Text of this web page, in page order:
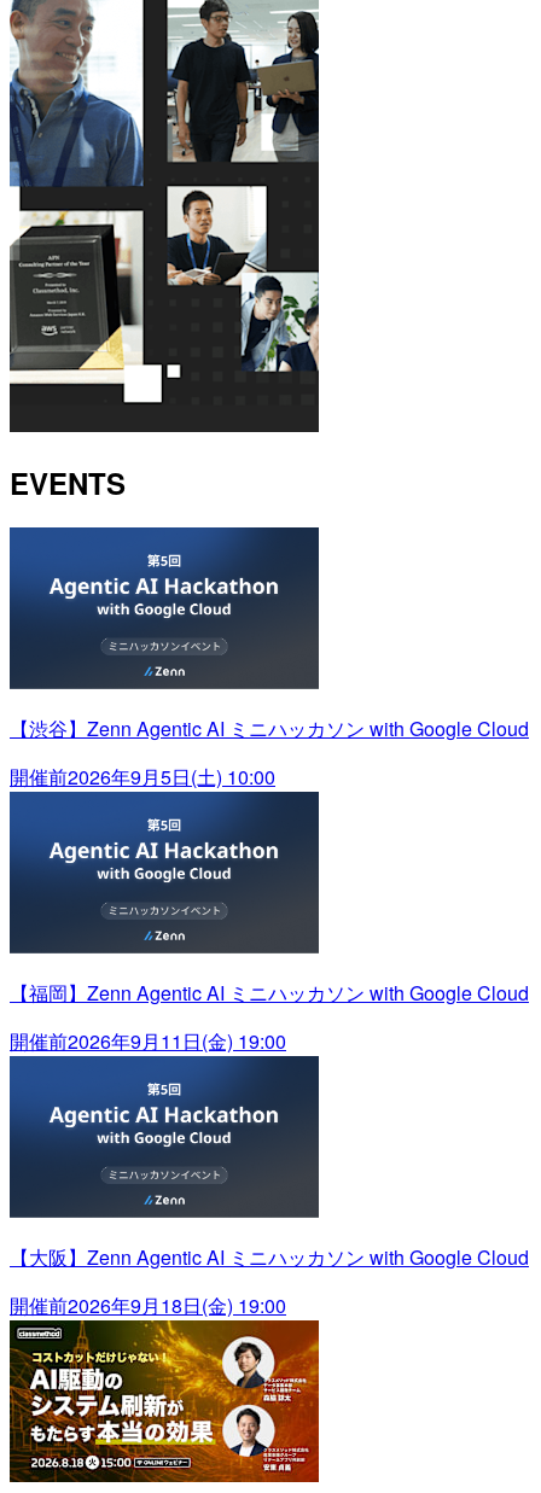
EVENTS
【渋谷】Zenn Agentic AI ミニハッカソン with Google Cloud
開催前2026年9月5日(土) 10:00
【福岡】Zenn Agentic AI ミニハッカソン with Google Cloud
開催前2026年9月11日(金) 19:00
【大阪】Zenn Agentic AI ミニハッカソン with Google Cloud
開催前2026年9月18日(金) 19:00